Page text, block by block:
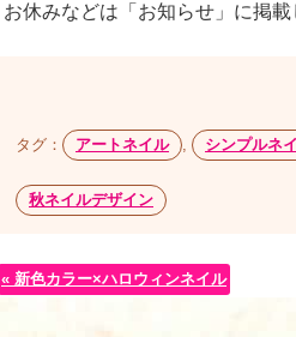
お休みなどは「お知らせ」に掲載
タグ： アートネイル , シンプルネ
秋ネイルデザイン
« 新色カラー×ハロウィンネイル